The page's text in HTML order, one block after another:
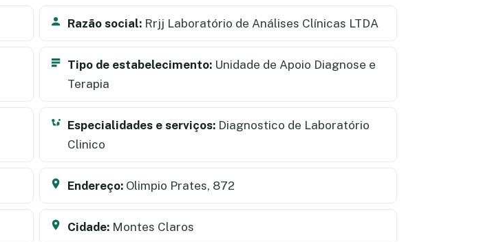
Razão social: Rrjj Laboratório de Análises Clínicas LTDA
Tipo de estabelecimento: Unidade de Apoio Diagnose e
Terapia
Especialidades e serviços: Diagnostico de Laboratório
Clinico
Endereço: Olimpio Prates, 872
Cidade: Montes Claros